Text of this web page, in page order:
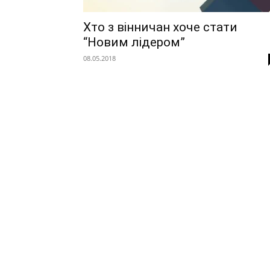
Хто з вінничан хоче стати
“Новим лідером”
08.05.2018